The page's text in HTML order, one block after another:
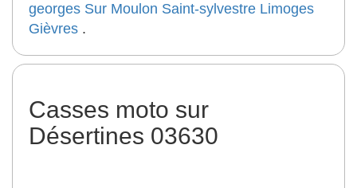
georges Sur Moulon Saint-sylvestre Limoges
Gièvres .
Casses moto sur
Désertines 03630